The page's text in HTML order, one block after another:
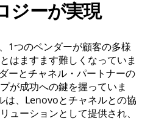
ジーが実現
1つのベンダーが顧客の多様
はますます難しくなっていま
ーとチャネル・パートナーの
が成功への鍵を握っていま
は、Lenovoとチャネルとの協
ューションとして提供され、